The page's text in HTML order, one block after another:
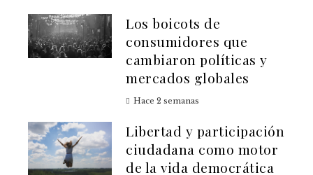
Los boicots de
consumidores que
cambiaron políticas y
mercados globales
Hace 2 semanas
Libertad y participación
ciudadana como motor
de la vida democrática